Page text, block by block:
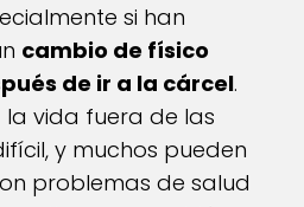
si han
cambio de físico
de ir a la cárcel.
vida fuera de las
y muchos pueden
problemas de salud